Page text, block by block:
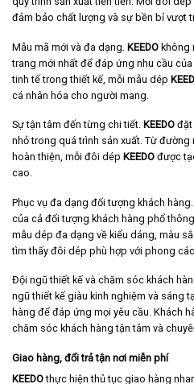
đảm bảo chất lượng và sự bền bỉ vượt
Mẫu mã mới và đa dạng. KEEDO không
trang mới nhất để đáp ứng nhu cầu
tinh tế trong thiết kế, mỗi mẫu dép
cá nhân hóa cho người mang.
Sự tận tâm đến từng chi tiết. KEEDO đặt
nhỏ trong quá trình sản xuất. Từ
hoàn thiện, mỗi đôi dép KEEDO được
cao.
Phục vụ đa dạng đối tượng khách hàng.
của cả đối tượng khách hàng phổ
mẫu dép đa dạng về kiểu dáng, màu
tìm thấy đôi dép phù hợp với phong
Đội ngũ thiết kế và chăm sóc khách
ngũ thiết kế giàu kinh nghiệm và sáng
hàng để đáp ứng mọi yêu cầu. Khách
chăm sóc khách hàng tận tâm và
Giao hàng, đổi trả tận nơi miễn phí
KEEDO thực hiện thủ tục giao hàng